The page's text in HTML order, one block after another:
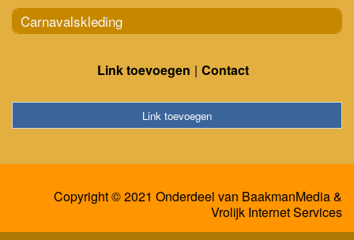
Carnavalskleding
Link toevoegen Contact
Link toevoegen
Copyright © 2021 Onderdeel van BaakmanMedia&
Vrolijk Internet Services